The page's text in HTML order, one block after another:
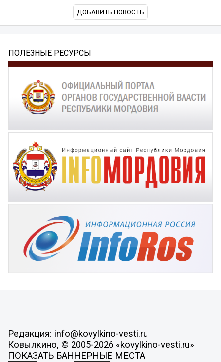
ДОБАВИТЬ НОВОСТЬ
ПОЛЕЗНЫЕ РЕСУРСЫ
Редакция: info@kovylkino-vesti.ru
Ковылкино, © 2005-2026 «kovylkino-vesti.ru»
ПОКАЗАТЬ БАННЕРНЫЕ МЕСТА